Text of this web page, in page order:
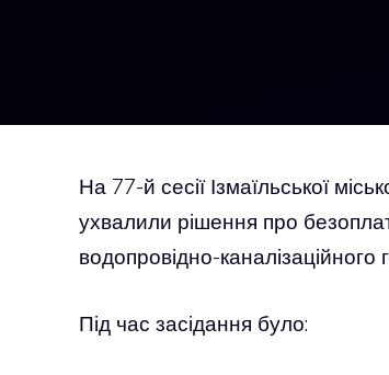
На 77-й сесії Ізмаїльської
ухвалили рішення про
водопровідно-
Під час засідання було: